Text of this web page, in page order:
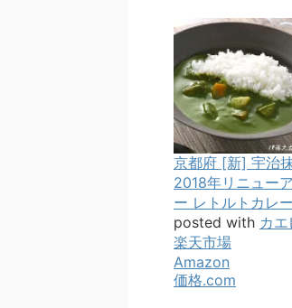
京都府 [新] 宇治
2018年リニュー
ー レトルトカレ
posted with カ
楽天市場
Amazon
価格.com